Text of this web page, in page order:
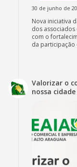
30 de junho de
Nova iniciativa
dos
com o
da participação
Valorizar o
nossa cidade